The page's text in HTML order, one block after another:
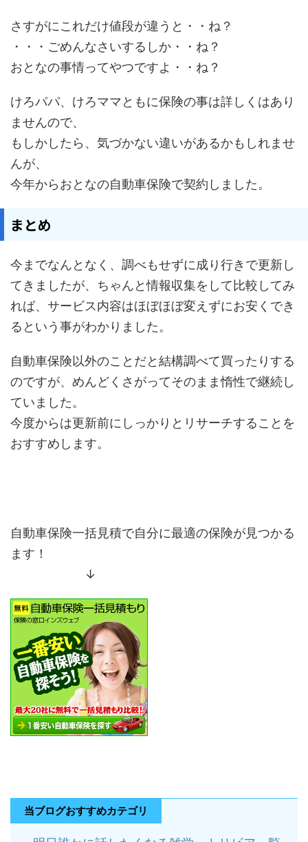
さすがにこれだけ値段が違うと・・ね？
・・・ごめんなさいするしか・・ね？
おとなの事情ってやつですよ・・ね？
けろパパ、けろママともに保険の事は詳しくはあり
ませんので、
もしかしたら、気づかない違いがあるかもしれませ
んが、
今年からおとなの自動車保険で契約しました。
まとめ
今までなんとなく、調べもせずに成り行きで更新し
てきましたが、ちゃんと情報収集をして比較してみ
れば、サービス内容はほぼほぼ変えずにお安くでき
るという事がわかりました。
自動車保険以外のことだと結構調べて買ったりする
のですが、めんどくさがってそのまま惰性で継続し
ていました。
今度からは更新前にしっかりとリサーチすることを
おすすめします。
自動車保険一括見積で自分に最適の保険が見つかる
ます！
↓
当ブログおすすめカテゴリ